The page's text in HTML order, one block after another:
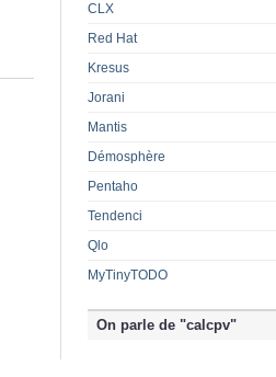
CLX
Red Hat
Kresus
Jorani
Mantis
Démosphère
Pentaho
Tendenci
Qlo
MyTinyTODO
On parle de "calcpv"